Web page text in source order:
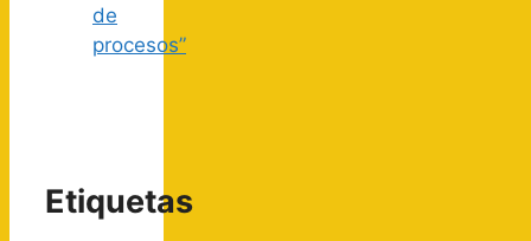
de
procesos”
Etiquetas